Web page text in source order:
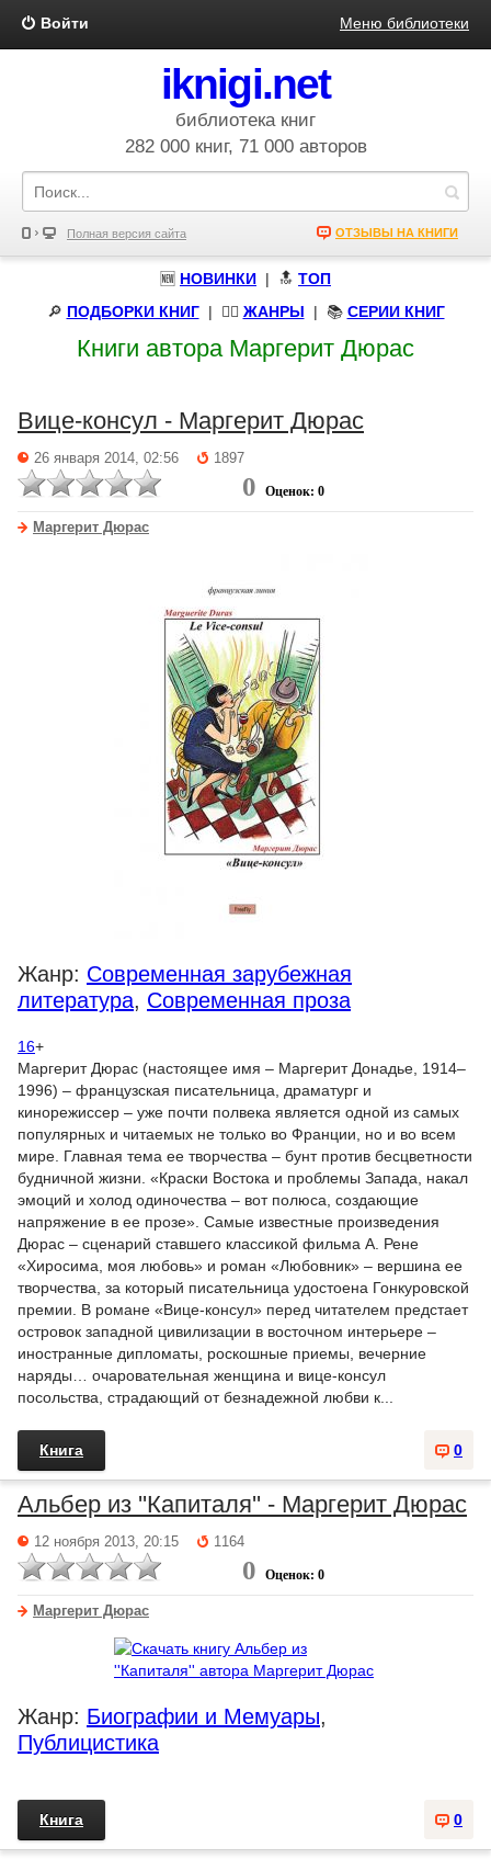
Войти Меню библиотеки
iknigi.net
библиотека книг
282 000 книг, 71 000 авторов
Полная версия сайта ОТЗЫВЫ НА КНИГИ
🆕 НОВИНКИ | 🔝 ТОП
🔎 ПОДБОРКИ КНИГ| 🧝‍♀️ ЖАНРЫ | 📚 СЕРИИ КНИГ
Книги автора Маргерит Дюрас
Вице-консул - Маргерит Дюрас
26 января 2014, 02:56 1897
0 Оценок: 0
Маргерит Дюрас
Жанр: Современная зарубежная
литература, Современная проза
16+
Маргерит Дюрас (настоящее имя – Маргерит Донадье, 1914–
1996) – французская писательница, драматург и
кинорежиссер – уже почти полвека является одной из самых
популярных и читаемых не только во Франции, но и во всем
мире. Главная тема ее творчества – бунт против бесцветности
будничной жизни. «Краски Востока и проблемы Запада, накал
эмоций и холод одиночества – вот полюса, создающие
напряжение в ее прозе». Самые известные произведения
Дюрас – сценарий ставшего классикой фильма А. Рене
«Хиросима, моя любовь» и роман «Любовник» – вершина ее
творчества, за который писательница удостоена Гонкуровской
премии. В романе «Вице-консул» перед читателем предстает
островок западной цивилизации в восточном интерьере –
иностранные дипломаты, роскошные приемы, вечерние
наряды… очаровательная женщина и вице-консул
посольства, страдающий от безнадежной любви к...
0
Книга
Альбер из ''Капиталя'' - Маргерит Дюрас
12 ноября 2013, 20:15 1164
0 Оценок: 0
Маргерит Дюрас
Жанр: Биографии и Мемуары,
Публицистика
0
Книга